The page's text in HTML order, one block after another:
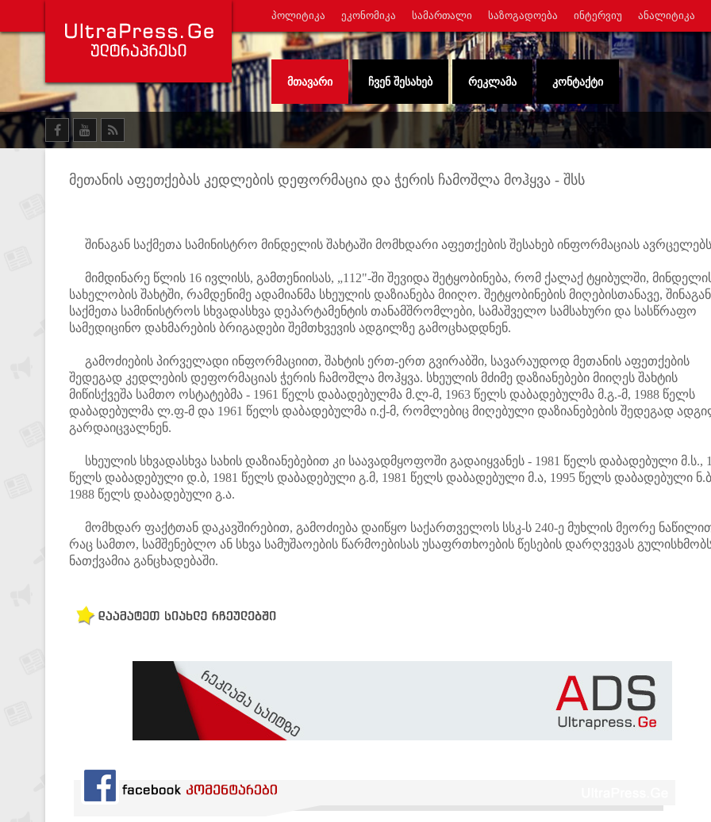
ᲞᲝᲚᲘᲢᲘᲙᲐ ᲔᲙᲝᲜᲝᲛᲘᲙᲐ ᲡᲐᲛᲐᲠᲗᲐᲚᲘ ᲡᲐᲖᲝᲒᲐᲓᲝᲔᲑᲐ ᲘᲜᲢᲔᲠᲕᲘᲣ ᲐᲜᲐᲚᲘᲢᲘᲙᲐ
ᲛᲗᲐᲕᲐᲠᲘ ᲩᲕᲔᲜ ᲨᲔᲡᲐᲮᲔᲑ ᲠᲔᲙᲚᲐᲛᲐ ᲙᲝᲜᲢᲐᲥᲢᲘ
მეთანის აფეთქებას კედლების დეფორმაცია და ჭერის ჩამოშლა მოჰყვა - შსს
შინაგან საქმეთა სამინისტრო მინდელის შახტაში მომხდარი აფეთქების შესახებ ინფორმაციას
მიმდინარე წლის 16 ივლისს, გამთენიისას, „112"-ში შევიდა შეტყობინება, რომ ქალაქ ტყიბულში,
სახელობის შახტში, რამდენიმე ადამიანმა სხეულის დაზიანება მიიღო. შეტყობინების მიღებისთანავე, შინაგან
საქმეთა სამინისტროს სხვადასხვა დეპარტამენტის თანამშრომლები, სამაშველო სამსახური და სასწრაფო
სამედიცინო დახმარების ბრიგადები შემთხვევის ადგილზე გამოცხადდნენ.
გამოძიების პირველადი ინფორმაციით, შახტის ერთ-ერთ გვირაბში, სავარაუდოდ მეთანის აფეთქების
შედეგად კედლების დეფორმაციას ჭერის ჩამოშლა მოჰყვა. სხეულის მძიმე დაზიანებები მიიღეს შახტის
მიწისქვეშა სამთო ოსტატებმა - 1961 წელს დაბადებულმა მ.ლ-მ, 1963 წელს დაბადებულმა მ.გ.-მ, 1988 წელს
დაბადებულმა ლ.ფ-მ და 1961 წელს დაბადებულმა ი.ქ-მ, რომლებიც მიღებული დაზიანებების შედეგად
გარდაიცვალნენ.
სხეულის სხვადასხვა სახის დაზიანებებით კი საავადმყოფოში გადაიყვანეს - 1981 წელს დაბადებული მ.ს.,
წელს დაბადებული დ.ბ, 1981 წელს დაბადებული გ.მ, 1981 წელს დაბადებული მ.ა, 1995 წელს დაბადებული
1988 წელს დაბადებული გ.ა.
მომხდარ ფაქტთან დაკავშირებით, გამოძიება დაიწყო საქართველოს სსკ-ს 240-ე მუხლის მეორე
რაც სამთო, სამშენებლო ან სხვა სამუშაოების წარმოებისას უსაფრთხოების წესების დარღვევას
ნათქვამია განცხადებაში.